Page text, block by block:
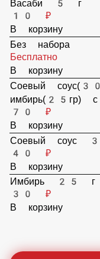
Васаби 5 г
10 ₽
В корзину
Без набора
Бесплатно
В корзину
Соевый
имбирь(25гр) с
70 ₽
В корзину
Соевый соус
40 ₽
В корзину
Имбирь 25 г